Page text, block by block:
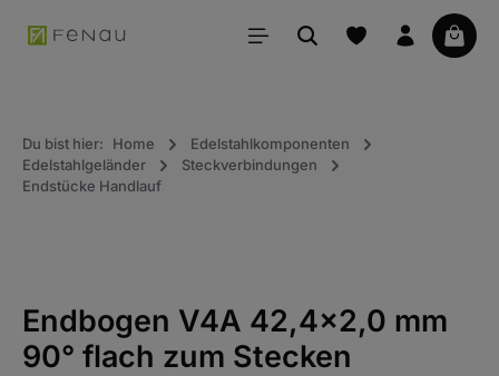
springen
Du bist hier: Home
Edelstahlkomponenten
Edelstahlgeländer
Steckverbindungen
Endstücke Handlauf
Endbogen V4A 42,4x2,0 mm
90° flach zum Stecken